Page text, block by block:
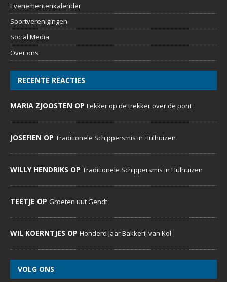
Evenementenkalender
Sportverenigingen
Social Media
Over ons
RECENTE REACTIES
MARIA ZJOOSTEN OP Lekker op de trekker over de pont
JOSEFIEN OP Traditionele Schippersmis in Hulhuizen
WILLY HENDRIKS OP Traditionele Schippersmis in Hulhuizen
TEETJE OP Groeten uut Gendt
WIL KOERNTJES OP Honderd jaar Bakkerij van Kol
VOLG ONS